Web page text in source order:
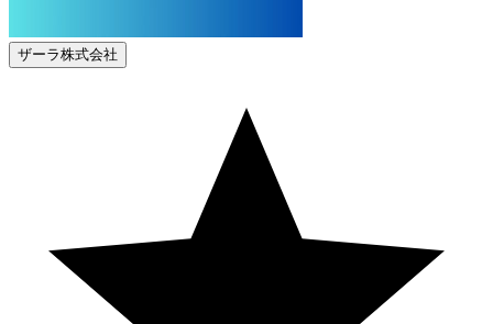
ザーラ株式会社